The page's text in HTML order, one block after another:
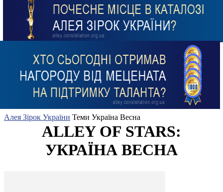
Алея Зірок України Теми Україна Весна
ALLEY OF STARS:
УКРАЇНА ВЕСНА